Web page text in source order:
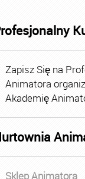
Animatora
Zapisz Się na
Animatora
Akademię
Sklep Animatora